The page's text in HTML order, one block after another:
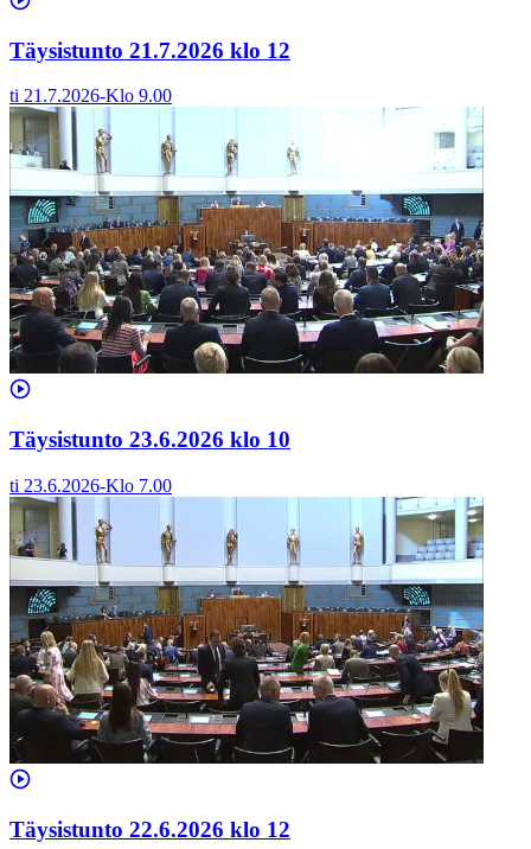
Täysistunto 21.7.2026 klo 12
ti 21.7.2026-Klo 9.00
Täysistunto 23.6.2026 klo 10
ti 23.6.2026-Klo 7.00
Täysistunto 22.6.2026 klo 12